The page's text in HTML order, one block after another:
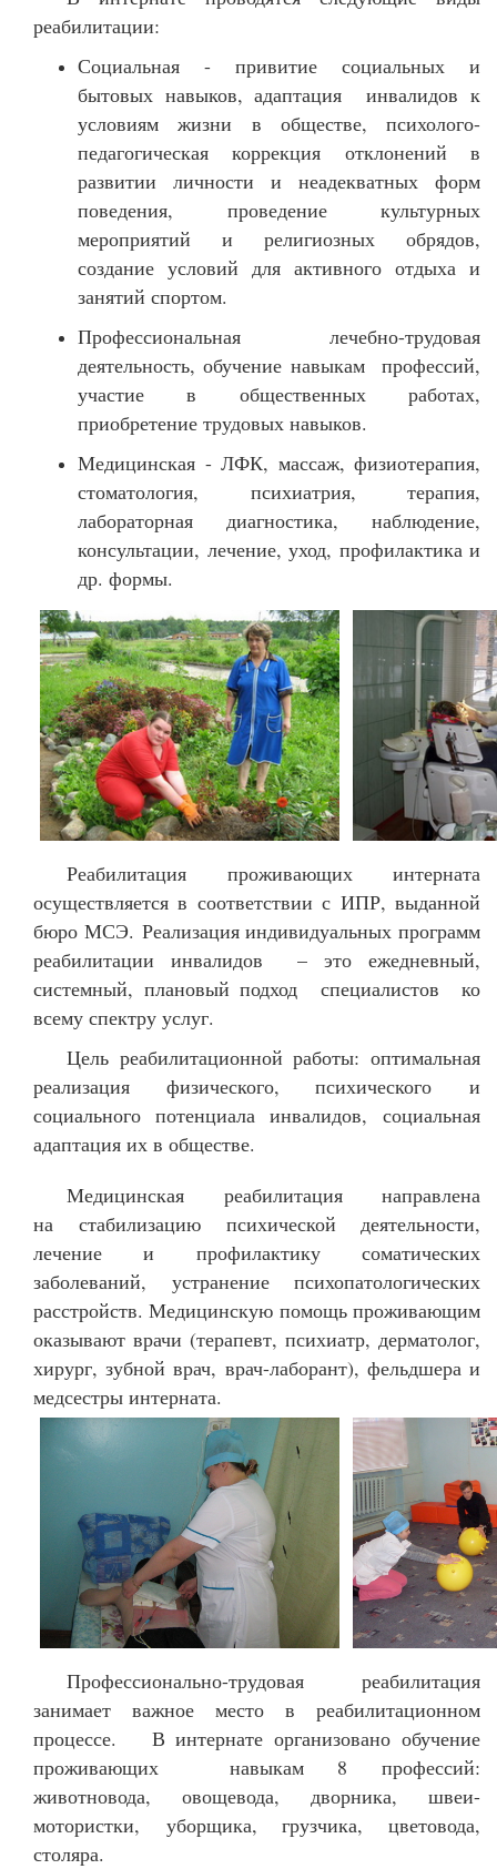
реабилитации:
Социальная - привитие социальных и
бытовых навыков, адаптация инвалидов к
условиям жизни в обществе, психолого-
педагогическая коррекция отклонений в
развитии личности и неадекватных форм
поведения, проведение культурных
мероприятий и религиозных обрядов,
создание условий для активного отдыха и
занятий спортом.
Профессиональная лечебно-трудовая
деятельность, обучение навыкам профессий,
участие в общественных работах,
приобретение трудовых навыков.
Медицинская - ЛФК, массаж, физиотерапия,
стоматология, психиатрия, терапия,
лабораторная диагностика, наблюдение,
консультации, лечение, уход, профилактика и
др. формы.
Реабилитация проживающих интерната
осуществляется в соответствии с ИПР, выданной
бюро МСЭ. Реализация индивидуальных программ
реабилитации инвалидов – это ежедневный,
системный, плановый подход специалистов ко
всему спектру услуг.
Цель реабилитационной работы: оптимальная
реализация физического, психического и
социального потенциала инвалидов, социальная
адаптация их в обществе.
Медицинская реабилитация направлена
на стабилизацию психической деятельности,
лечение и профилактику соматических
заболеваний, устранение психопатологических
расстройств. Медицинскую помощь проживающим
оказывают врачи (терапевт, психиатр, дерматолог,
хирург, зубной врач, врач-лаборант), фельдшера и
медсестры интерната.
Профессионально-трудовая реабилитация
занимает важное место в реабилитационном
процессе. В интернате организовано обучение
проживающих навыкам 8 профессий:
животновода, овощевода, дворника, швеи-
мотористки, уборщика, грузчика, цветовода,
столяра.